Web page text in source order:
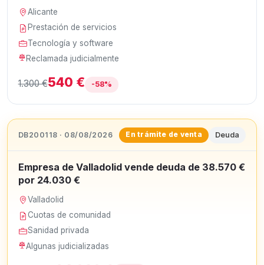
Alicante
Prestación de servicios
Tecnología y software
Reclamada judicialmente
1.300 €540 € -58%
DB200118 · 08/08/2026 En trámite de venta Deuda
Empresa de Valladolid vende deuda de 38.570 €
por 24.030 €
Valladolid
Cuotas de comunidad
Sanidad privada
Algunas judicializadas